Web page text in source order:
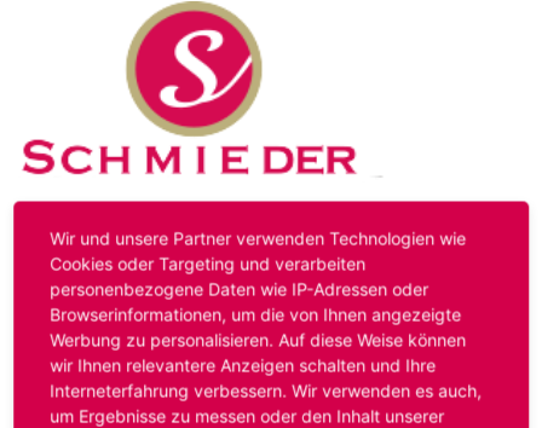
Kontakt Impressum Datenschutz
Hinweis:Das von ihnen aufgerufene Stellenangebot ist
bereits ausgelaufen. Alternative Stellenanzeigen finden
Sie unter:
www.schmieder-personal.de/stellenangebote
Oder Sie bewerben sich
initiativund wir suchen für Sie
passende Stellenangebote.
Wir und unsere Partner verwenden Technologien wie
Cookies oder Targeting und verarbeiten
personenbezogene Daten wie IP-Adressen oder
Browserinformationen, um die von Ihnen angezeigte
Werbung zu personalisieren. Auf diese Weise können
wir Ihnen relevantere Anzeigen schalten und Ihre
Interneterfahrung verbessern. Wir verwenden es auch,
um Ergebnisse zu messen oder den Inhalt unserer